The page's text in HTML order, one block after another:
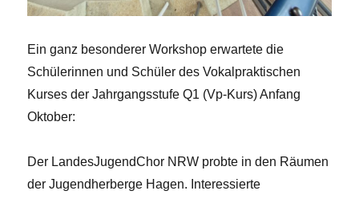
Ein ganz besonderer Workshop erwartete die
Schülerinnen und Schüler des Vokalpraktischen
Kurses der Jahrgangsstufe Q1 (Vp-Kurs) Anfang
Oktober:
Der LandesJugendChor NRW probte in den Räumen
der Jugendherberge Hagen. Interessierte